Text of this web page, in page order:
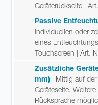
Geräterückseite |
Passive
individuellen oder
eines
Touchscreen | Art.
Zusätzliche
mm) | Mittig auf
Geräteseite.
Rücksprache